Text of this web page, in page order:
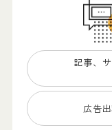
記事、サ
広告